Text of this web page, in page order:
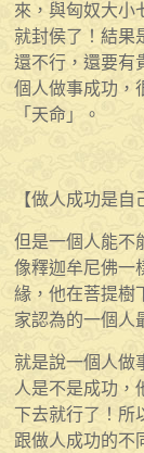
來，與匈奴大小
就封侯了！結果
還不行，還要有
個人做事成功，
「天命」。
【做人成功是自
但是一個人能不
像釋迦牟尼佛一
緣，他在菩提樹
家認為的一個人
就是說一個人做
人是不是成功，
下去就行了！所
跟做人成功的不